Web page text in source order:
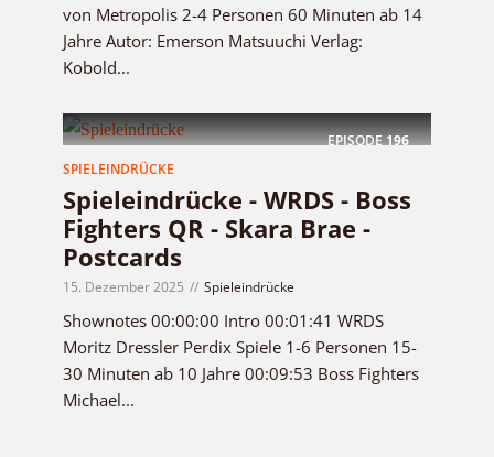
von Metropolis 2-4 Personen 60 Minuten ab 14
Jahre Autor: Emerson Matsuuchi Verlag:
Kobold...
EPISODE196
SPIELEINDRÜCKE
Spieleindrücke - WRDS - Boss
Fighters QR - Skara Brae -
Postcards
15. Dezember 2025 Spieleindrücke
Shownotes 00:00:00 Intro 00:01:41 WRDS
Moritz Dressler Perdix Spiele 1-6 Personen 15-
30 Minuten ab 10 Jahre 00:09:53 Boss Fighters
Michael...